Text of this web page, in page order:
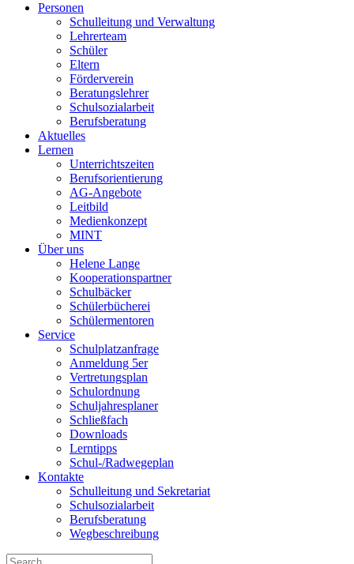
Personen
Schulleitung und Verwaltung
Lehrerteam
Schüler
Eltern
Förderverein
Beratungslehrer
Schulsozialarbeit
Berufsberatung
Aktuelles
Lernen
Unterrichtszeiten
Berufsorientierung
AG-Angebote
Leitbild
Medienkonzept
MINT
Über uns
Helene Lange
Kooperationspartner
Schulbäcker
Schülerbücherei
Schülermentoren
Service
Schulplatzanfrage
Anmeldung 5er
Vertretungsplan
Schulordnung
Schuljahresplaner
Schließfach
Downloads
Lerntipps
Schul-/Radwegeplan
Kontakte
Schulleitung und Sekretariat
Schulsozialarbeit
Berufsberatung
Wegbeschreibung